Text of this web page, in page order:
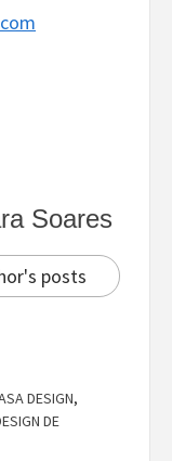
Soares
posts
DESIGN,
DE